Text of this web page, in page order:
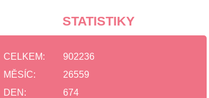
STATISTIKY
CELKEM:
902236
MĚSÍC:
26559
DEN:
674